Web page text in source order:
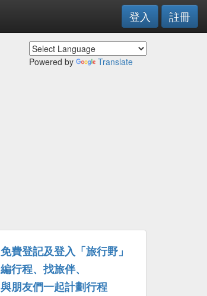
登入 註冊
Powered by Translate
免費登記及登入「旅行野」
編行程、找旅伴、
與朋友們一起計劃行程